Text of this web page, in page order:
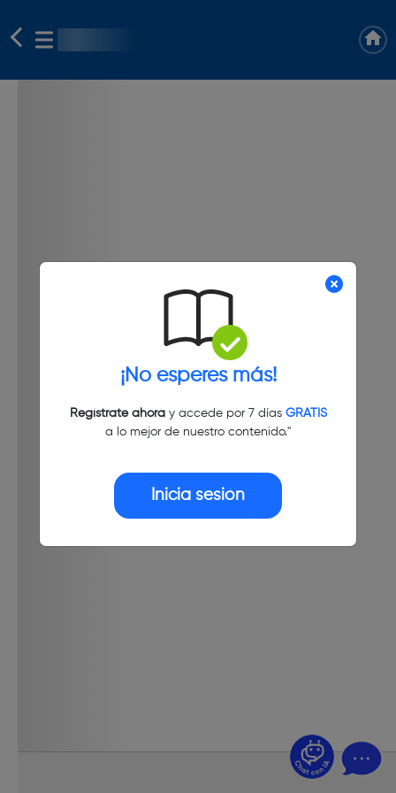
¡No esperes más!
Regístrate ahoray accede por 7 días GRATIS
a lo mejor de nuestro contenido."
Inicia sesión